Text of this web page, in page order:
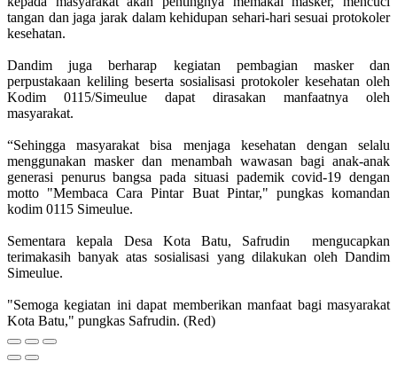
tangan dan jaga jarak dalam kehidupan sehari-hari sesuai protokoler
kesehatan.
Dandim juga berharap kegiatan pembagian masker dan
perpustakaan keliling beserta sosialisasi protokoler kesehatan oleh
Kodim 0115/Simeulue dapat dirasakan manfaatnya oleh
masyarakat.
“Sehingga masyarakat bisa menjaga kesehatan dengan selalu
menggunakan masker dan menambah wawasan bagi anak-anak
generasi penurus bangsa pada situasi pademik covid-19 dengan
motto "Membaca Cara Pintar Buat Pintar," pungkas komandan
kodim 0115 Simeulue.
Sementara kepala Desa Kota Batu, Safrudin mengucapkan
terimakasih banyak atas sosialisasi yang dilakukan oleh Dandim
Simeulue.
"Semoga kegiatan ini dapat memberikan manfaat bagi masyarakat
Kota Batu," pungkas Safrudin. (Red)